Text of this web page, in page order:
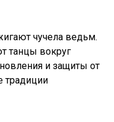
чучела ведьм.
танцы вокруг
и защиты от
традиции